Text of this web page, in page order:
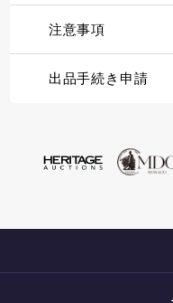
注意事項
出品手続き申請